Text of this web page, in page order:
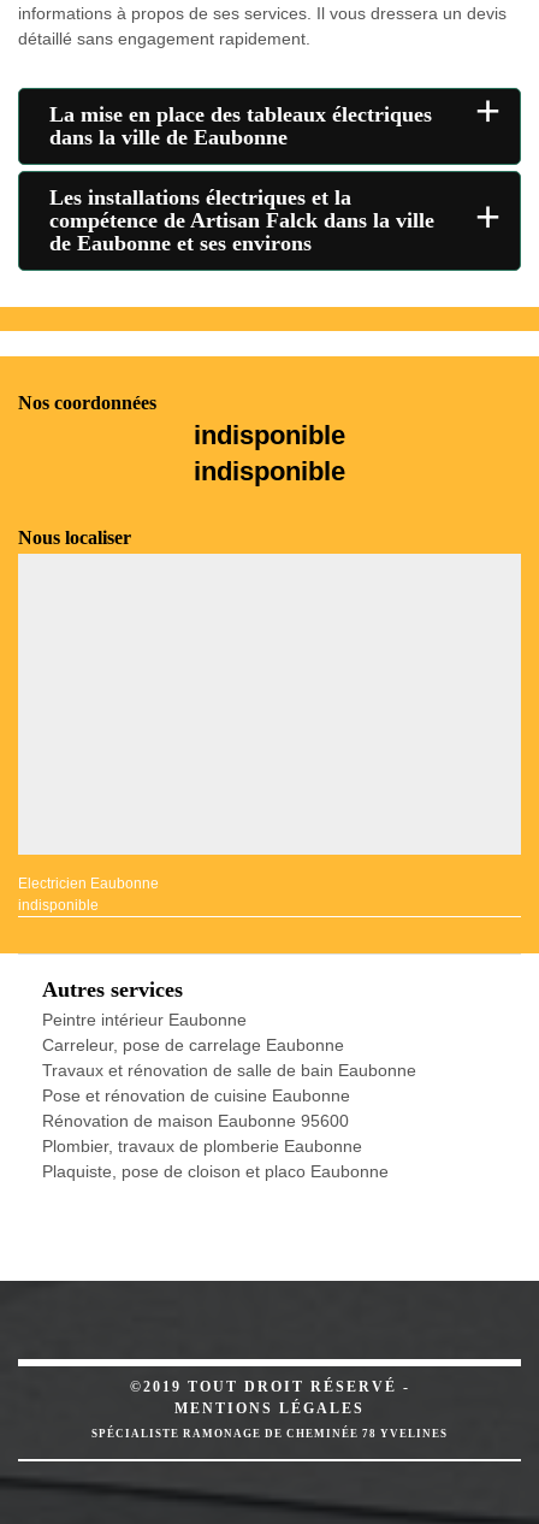
informations à propos de ses services. Il vous dressera un devis
détaillé sans engagement rapidement.
La mise en place des tableaux électriques
dans la ville de Eaubonne
+
Les installations électriques et la
compétence de Artisan Falck dans la ville
de Eaubonne et ses environs
+
Nos coordonnées
indisponible
indisponible
Nous localiser
Electricien Eaubonne
indisponible
Autres services
Peintre intérieur Eaubonne
Carreleur, pose de carrelage Eaubonne
Travaux et rénovation de salle de bain Eaubonne
Pose et rénovation de cuisine Eaubonne
Rénovation de maison Eaubonne 95600
Plombier, travaux de plomberie Eaubonne
Plaquiste, pose de cloison et placo Eaubonne
©2019 TOUT DROIT RÉSERVÉ -
MENTIONS LÉGALES
SPÉCIALISTE RAMONAGE DE CHEMINÉE 78 YVELINES